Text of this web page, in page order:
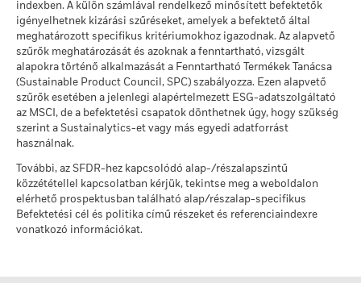
ekkor: 2026. júl. 17.
MSCI súlyozott átlagos
szénintenzitás %-os
lefedettség
ekkor: 2026. júl. 17.
98,22
Minden adat a 2026. júl. 17.-i MSCI ESG Alapminősítésekből
származik, a 2026. márc. 31. napon meglévő részesedések
alapján. Ennek megfelelően az alapok fenntartható jellemzői
Ahhoz, hogy az MSCI ESG Alapminősítésekbe bekerüljön, az
alap bruttó súlya 65%-ának (vagy 50% a kötvényalapok és
pénzpiaci alapok esetében) az MSCI ESG-kutatás által
MSCI ESG-kutatás meghatározása szerint bevételük több
mint 5%-át termikus szénből vagy olajhomokból nyerik. Azon
vállalatokra vonatkozóan, amelyek (0%-os bevételi
küszöbértéket figyelembe véve) bevételt generálnak termikus
szénből, illetve olajhomokból, az MSCI ESG-kutatás a
következő kitettségi szinteket határozza meg: Termikus szén
0,00%, olajhomok 0,00%.
Az Üzleti részvételi mutatókat a BlackRock számítja ki az MSCI
ESG-kutatás adatainak felhasználásával, amely bemutatja az
egyes vállalatok konkrét üzleti részvételét. A BlackRock arra
használja ezeket az adatokat, hogy összesített betekintés
nyújtson a részesedésekről, és átalakítja azt az Alap piaci
értékének a fent felsorolt Üzleti részvételi területekkel
szembeni kitettségéhez.
indexben. A külön számlával rendelkező minősített befektetők
igényelhetnek kizárási szűréseket, amelyek a befektető által
meghatározott specifikus kritériumokhoz igazodnak. Az alapvető
szűrők meghatározását és azoknak a fenntartható, vizsgált
alapokra történő alkalmazását a Fenntartható Termékek Tanácsa
(Sustainable Product Council, SPC) szabályozza. Ezen alapvető
szűrők esetében a jelenlegi alapértelmezett ESG-adatszolgáltató
az MSCI, de a befektetési csapatok dönthetnek úgy, hogy szükség
szerint a Sustainalytics-et vagy más egyedi adatforrást
használnak.
További, az SFDR-hez kapcsolódó alap-/részalapszintű
közzététellel kapcsolatban kérjük, tekintse meg a weboldalon
elérhető prospektusban található alap/részalap-specifikus
Befektetési cél és politika című részeket és referenciaindexre
vonatkozó információkat.